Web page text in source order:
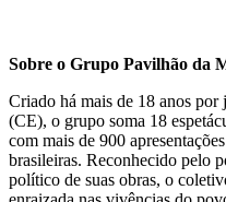
Sobre o Grupo Pavilhão da
Criado há mais de 18 anos por
(CE), o grupo soma 18
com mais de 900
brasileiras. Reconhecido pelo
político de suas obras, o